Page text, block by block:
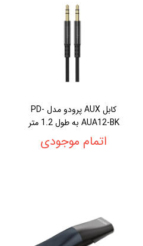
کابل AUX پرودو مدل PD-
AUA12-BK به طول 1.2 متر
اتمام موجودی